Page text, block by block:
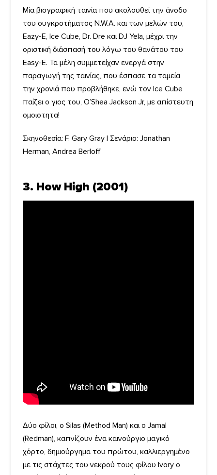
Μία βιογραφική ταινία που ακολουθεί την άνοδο
του συγκροτήματος N.W.A. και των μελών του,
Eazy-E, Ice Cube, Dr. Dre και DJ Yela, μέχρι την
οριστική διάσπασή του λόγω του θανάτου του
Easy-E. Τα μέλη συμμετείχαν ενεργά στην
παραγωγή της ταινίας, που έσπασε τα ταμεία
την χρονιά που προβλήθηκε, ενώ τον Ice Cube
παίζει ο γιος του, O’Shea Jackson Jr, με απίστευτη
ομοιότητα!
Σκηνοθεσία: F. Gary Gray | Σενάριο: Jonathan
Herman, Andrea Berloff
3. How High (2001)
Δύο φίλοι, ο Silas (Method Man) και ο Jamal
(Redman), καπνίζουν ένα καινούργιο μαγικό
χόρτο, δημιούργημα του πρώτου, καλλιεργημένο
με τις στάχτες του νεκρού τους φίλου Ivory ο